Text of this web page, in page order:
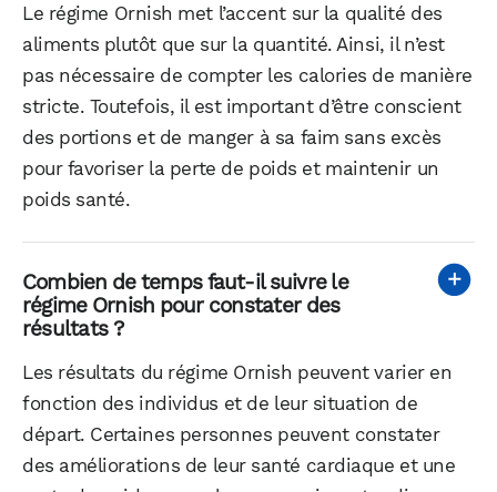
Le régime Ornish met l’accent sur la qualité des
aliments plutôt que sur la quantité. Ainsi, il n’est
pas nécessaire de compter les calories de manière
stricte. Toutefois, il est important d’être conscient
des portions et de manger à sa faim sans excès
pour favoriser la perte de poids et maintenir un
poids santé.
Combien de temps faut-il suivre le
régime Ornish pour constater des
résultats ?
Les résultats du régime Ornish peuvent varier en
fonction des individus et de leur situation de
départ. Certaines personnes peuvent constater
des améliorations de leur santé cardiaque et une